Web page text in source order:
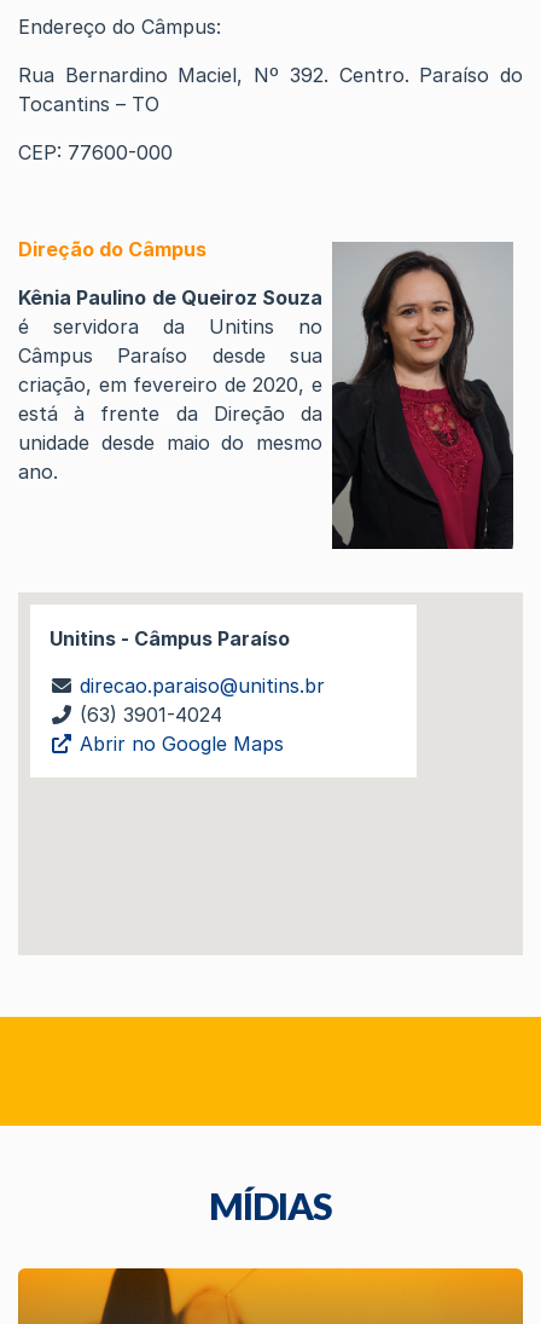
Endereço do Câmpus:
Rua Bernardino Maciel, Nº 392. Centro. Paraíso do
Tocantins – TO
CEP: 77600-000
Direção do Câmpus
Kênia Paulino de Queiroz Souza
é servidora da Unitins no
Câmpus Paraíso desde sua
criação, em fevereiro de 2020, e
está à frente da Direção da
unidade desde maio do mesmo
ano.
Unitins - Câmpus Paraíso
direcao.paraiso@unitins.br
(63) 3901-4024
Abrir no Google Maps
MÍDIAS